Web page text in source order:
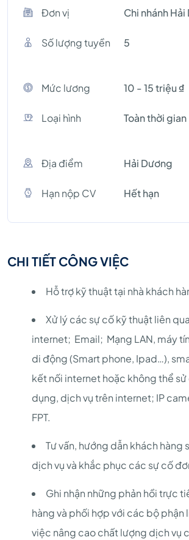
Đơn vị Chi nhánh
Số lượng tuyền 5
Mức lương 10 - 15 triệu ₫
Loại hình Toàn thời gian
Địa điểm Hải Dương
Hạn nộp CV Hết hạn
CHI TIẾT CÔNG VIỆC
Hỗ trợ kỹ thuật tại nhà khách
Xử lý các sự cố kỹ thuật liên
internet; Email; Mạng LAN, máy
di động (Smart phone, Ipad…),
kết nối internet hoặc không thể
dụng, dịch vụ trên internet; IP
FPT.
Tư vấn, hướng dẫn khách hàng
dịch vụ và khắc phục các sự cố
Ghi nhận những phản hồi trực
hàng và phối hợp với các bộ phận
việc nâng cao chất lượng dịch vụ